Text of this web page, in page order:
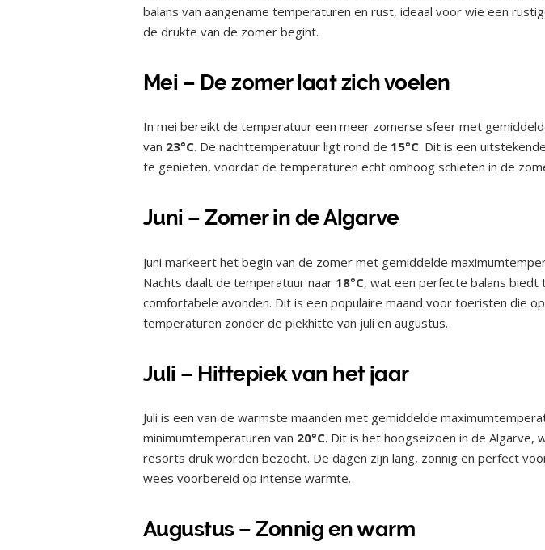
balans van aangename temperaturen en rust, ideaal voor wie een
de drukte van de zomer begint.
Mei – De zomer laat zich voelen
In mei bereikt de temperatuur een meer zomerse sfeer met
van 23°C. De nachttemperatuur ligt rond de 15°C. Dit is een
te genieten, voordat de temperaturen echt omhoog schieten in de
Juni – Zomer in de Algarve
Juni markeert het begin van de zomer met gemiddelde
Nachts daalt de temperatuur naar 18°C, wat een perfecte balans biedt
comfortabele avonden. Dit is een populaire maand voor toeristen die
temperaturen zonder de piekhitte van juli en augustus.
Juli – Hittepiek van het jaar
Juli is een van de warmste maanden met gemiddelde
minimumtemperaturen van 20°C. Dit is het hoogseizoen in de Algarve,
resorts druk worden bezocht. De dagen zijn lang, zonnig en perfect
wees voorbereid op intense warmte.
Augustus – Zonnig en warm